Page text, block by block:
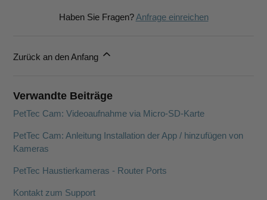
Haben Sie Fragen?Anfrage einreichen
Zurück an den Anfang
Verwandte Beiträge
PetTec Cam: Videoaufnahme via Micro-SD-Karte
PetTec Cam: Anleitung Installation der App / hinzufügen von
Kameras
PetTec Haustierkameras - Router Ports
Kontakt zum Support